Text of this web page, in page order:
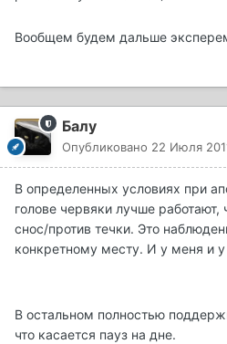
Вообщем будем дальше
Балу
Опубликовано 22 Июля
В определенных условиях при
голове червяки лучше
снос/против течки. Это
конкретному месту. И у меня и
В остальном полностью
что касается пауз на дне.